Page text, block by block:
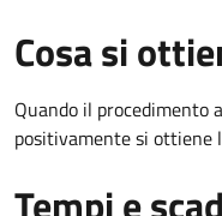
Cosa si
Quando il procedimento
positivamente si ottiene